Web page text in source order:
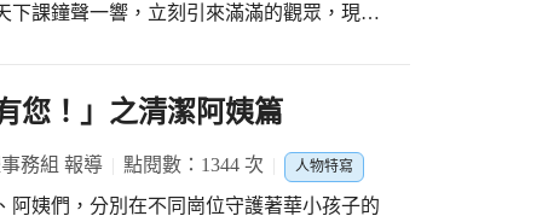
下課鐘聲一響，立刻引來滿滿的觀眾，現場
的台下的觀眾，尤其在歌曲演唱時，一首
們一同歡唱，讓整個才藝表演秀的氣氛飆
樣熱情的氛圍裡演出，每個人都是未來的
結束，孩子們意猶未盡地問道：「還有表演
您！」之清潔阿姨篇
務組 報導 點閱數：1344 次 人物特寫
阿姨們，分別在不同崗位守護著華小孩子的